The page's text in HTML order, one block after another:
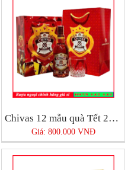
Chivas 12 mẫu quà Tết 2025
Giá: 800.000 VNĐ